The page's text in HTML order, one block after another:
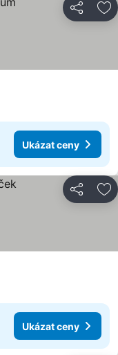
Sdílet
Ukázat ceny
Sdílet
Ukázat ceny